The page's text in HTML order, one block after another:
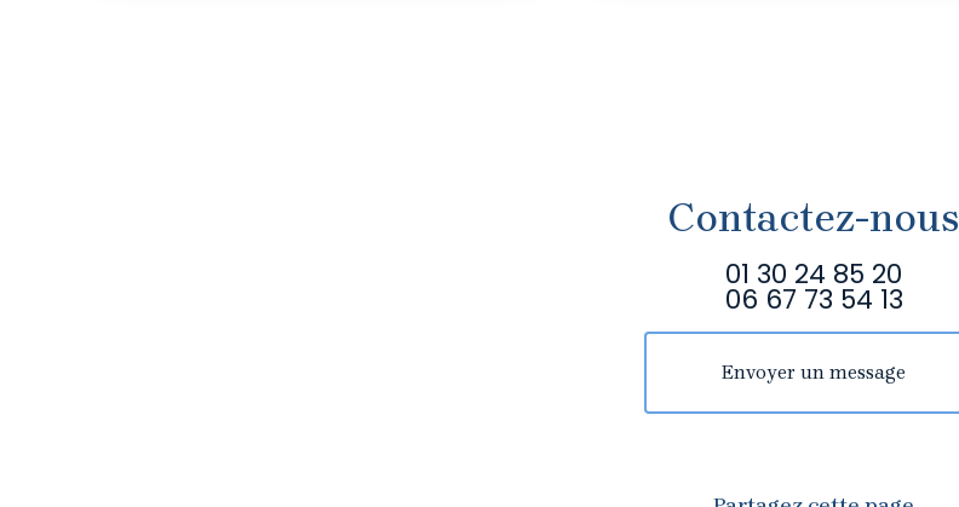
Contactez-nous
01 30 24 85 20
06 67 73 54 13
Envoyer un message